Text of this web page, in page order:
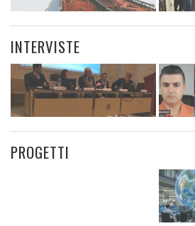
INTERVISTE
PROGETTI